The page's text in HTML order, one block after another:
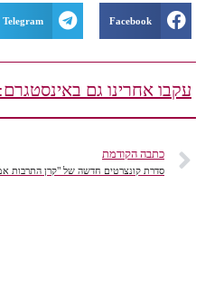
Facebook
Telegram
עקבו אחרינו גם באינסטגרם:
כתבה הקודמת
סדרת קונצרטים חדשה של "קרן התרבות